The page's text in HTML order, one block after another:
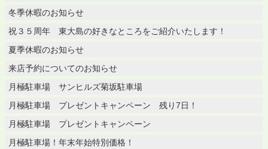
冬季休暇のお知らせ
祝３５周年 東大島の好きなところをご紹介いたします！
夏季休暇のお知らせ
来店予約についてのお知らせ
月極駐車場 サンヒルズ菊坂駐車場
月極駐車場 プレゼントキャンペーン 残り7日！
月極駐車場 プレゼントキャンペーン
月極駐車場！年末年始特別価格！